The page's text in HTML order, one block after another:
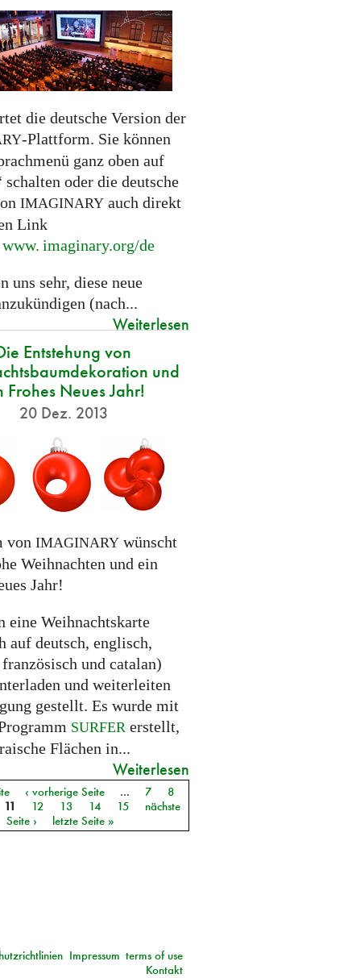
die deutsche Version der
-Plattform. Sie können
ganz oben auf
schalten oder die deutsche
IMAGINARYauch direkt
Link
www. imaginary.org/de
uns sehr, diese neue
(nach...
Weiterlesen
Entstehung von
und
Frohes Neues Jahr!
20 Dez. 2013
von IMAGINARYwünscht
Weihnachten und ein
Jahr!
eine Weihnachtskarte
auf deutsch, englisch,
und catalan)
und weiterleiten
gestellt. Es wurde mit
SURFER erstellt,
Flächen in...
Weiterlesen
‹ vorherige Seite … 7
8
11 12 13 14 15
nächste
Seite ›
letzte Seite »
terms of use
Impressum
Kontakt